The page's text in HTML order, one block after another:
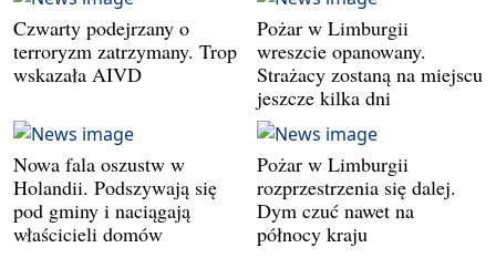
Czwarty podejrzany o
terroryzm zatrzymany. Trop
wskazała AIVD
Pożar w Limburgii
wreszcie opanowany.
Strażacy zostaną na miejscu
jeszcze kilka dni
Nowa fala oszustw w
Holandii. Podszywają się
pod gminy i naciągają
właścicieli domów
Pożar w Limburgii
rozprzestrzenia się dalej.
Dym czuć nawet na
północy kraju